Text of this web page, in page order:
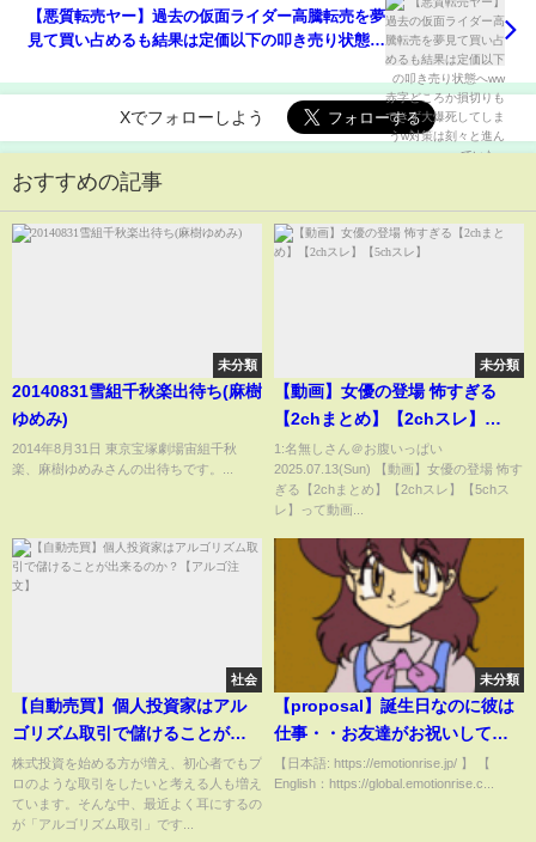
【悪質転売ヤー】過去の仮面ライダー高騰転売を夢
見て買い占めるも結果は定価以下の叩き売り状態へ
対策は刻々と進んでいたw
Xでフォローしよう
おすすめの記事
未分類
20140831雪組千秋楽出待ち(麻樹
ゆめみ)
2014年8月31日 東京宝塚劇場宙組千秋
楽、麻樹ゆめみさんの出待ちです。...
未分類
【動画】女優の登場 怖すぎる
【2chまとめ】【2chスレ】
【5chスレ】
1:名無しさん＠お腹いっぱい
2025.07.13(Sun) 【動画】女優の登場 怖す
ぎる【2chまとめ】【2chスレ】【5chス
レ】って動画...
社会
【自動売買】個人投資家はアル
ゴリズム取引で儲けることが出
来るのか？【アルゴ注文】
株式投資を始める方が増え、初心者でもプ
ロのような取引をしたいと考える人も増え
ています。そんな中、最近よく耳にするの
が「アルゴリズム取引」です...
未分類
【proposal】誕生日なのに彼は
仕事・・お友達がお祝いしてい
ると突然のサプライズ ! そして感
動の涙！ Winter series②
【日本語: https://emotionrise.jp/ 】 【
English：https://global.emotionrise.c...